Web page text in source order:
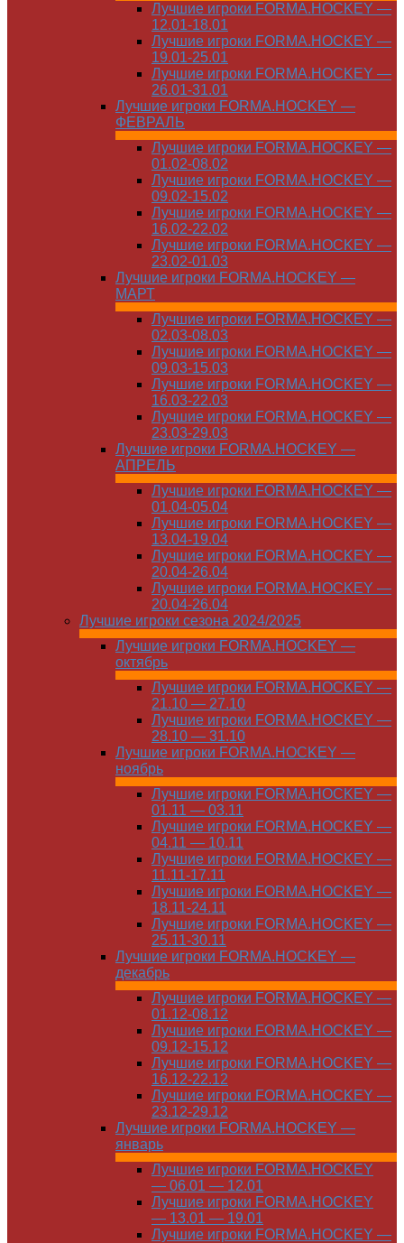
Лучшие игроки FORMA.HOCKEY —
12.01-18.01
Лучшие игроки FORMA.HOCKEY —
19.01-25.01
Лучшие игроки FORMA.HOCKEY —
26.01-31.01
Лучшие игроки FORMA.HOCKEY —
ФЕВРАЛЬ
Лучшие игроки FORMA.HOCKEY —
01.02-08.02
Лучшие игроки FORMA.HOCKEY —
09.02-15.02
Лучшие игроки FORMA.HOCKEY —
16.02-22.02
Лучшие игроки FORMA.HOCKEY —
23.02-01.03
Лучшие игроки FORMA.HOCKEY —
МАРТ
Лучшие игроки FORMA.HOCKEY —
02.03-08.03
Лучшие игроки FORMA.HOCKEY —
09.03-15.03
Лучшие игроки FORMA.HOCKEY —
16.03-22.03
Лучшие игроки FORMA.HOCKEY —
23.03-29.03
Лучшие игроки FORMA.HOCKEY —
АПРЕЛЬ
Лучшие игроки FORMA.HOCKEY —
01.04-05.04
Лучшие игроки FORMA.HOCKEY —
13.04-19.04
Лучшие игроки FORMA.HOCKEY —
20.04-26.04
Лучшие игроки FORMA.HOCKEY —
20.04-26.04
Лучшие игроки сезона 2024/2025
Лучшие игроки FORMA.HOCKEY —
октябрь
Лучшие игроки FORMA.HOCKEY —
21.10 — 27.10
Лучшие игроки FORMA.HOCKEY —
28.10 — 31.10
Лучшие игроки FORMA.HOCKEY —
ноябрь
Лучшие игроки FORMA.HOCKEY —
01.11 — 03.11
Лучшие игроки FORMA.HOCKEY —
04.11 — 10.11
Лучшие игроки FORMA.HOCKEY —
11.11-17.11
Лучшие игроки FORMA.HOCKEY —
18.11-24.11
Лучшие игроки FORMA.HOCKEY —
25.11-30.11
Лучшие игроки FORMA.HOCKEY —
декабрь
Лучшие игроки FORMA.HOCKEY —
01.12-08.12
Лучшие игроки FORMA.HOCKEY —
09.12-15.12
Лучшие игроки FORMA.HOCKEY —
16.12-22.12
Лучшие игроки FORMA.HOCKEY —
23.12-29.12
Лучшие игроки FORMA.HOCKEY —
январь
Лучшие игроки FORMA.HOCKEY
— 06.01 — 12.01
Лучшие игроки FORMA.HOCKEY
— 13.01 — 19.01
Лучшие игроки FORMA.HOCKEY —